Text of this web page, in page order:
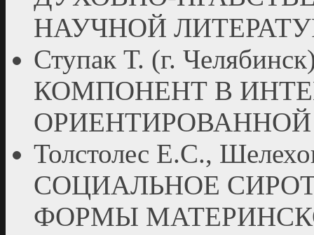
НАУЧНОЙ
Ступак Т. (г.
КОМПОНЕНТ В
Толстолес Е.С.,
СОЦИАЛЬНОЕ
ФОРМЫ